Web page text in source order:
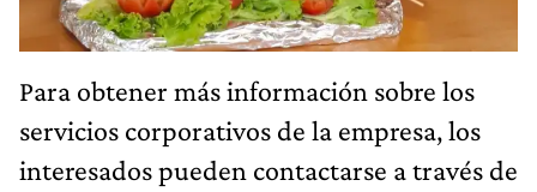
Para obtener más información sobre los
servicios corporativos de la empresa, los
interesados pueden contactarse a través de